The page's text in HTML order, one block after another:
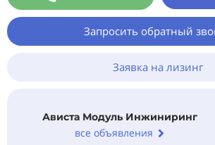
Запросить обратный
Заявка на лизинг
Ависта Модуль Инжиниринг
все объявления